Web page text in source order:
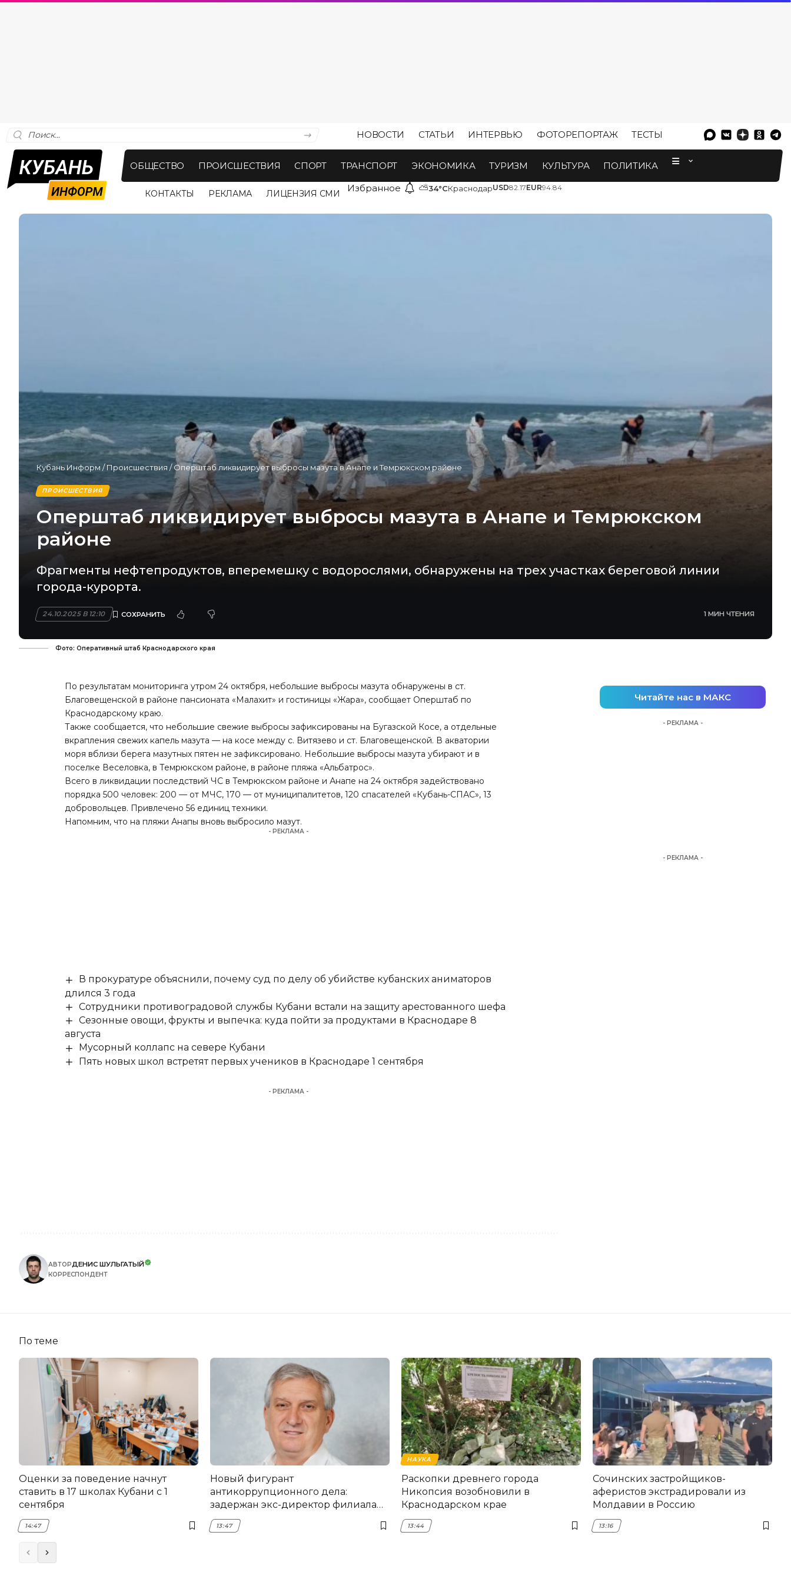
НОВОСТИ СТАТЬИ ИНТЕРВЬЮ ФОТОРЕПОРТАЖ ТЕСТЫ
ОБЩЕСТВО ПРОИСШЕСТВИЯ СПОРТ ТРАНСПОРТ ЭКОНОМИКА ТУРИЗМ КУЛЬТУРА ПОЛИТИКА
КОНТАКТЫ РЕКЛАМА ЛИЦЕНЗИЯ СМИ Избранное ⛅34°CКраснодарUSD82.17EUR94.84
Кубань Информ /Происшествия /Оперштаб ликвидирует выбросы мазута в Анапе и Темрюкском районе
ПРОИСШЕСТВИЯ
Оперштаб ликвидирует выбросы мазута в Анапе и Темрюкском
районе
Фрагменты нефтепродуктов, вперемешку с водорослями, обнаружены на трех участках береговой линии
города-курорта.
24.10.2025 В 12:10 1 МИН ЧТЕНИЯ
Фото: Оперативный штаб Краснодарского края
По результатам мониторинга утром 24 октября, небольшие выбросы мазута обнаружены в ст.
Благовещенской в районе пансионата «Малахит» и гостиницы «Жара», сообщает Оперштаб по
Краснодарскому краю.
Также сообщается, что небольшие свежие выбросы зафиксированы на Бугазской Косе, а отдельные
вкрапления свежих капель мазута — на косе между с. Витязево и ст. Благовещенской. В акватории
моря вблизи берега мазутных пятен не зафиксировано. Небольшие выбросы мазута убирают и в
поселке Веселовка, в Темрюкском районе, в районе пляжа «Альбатрос».
Всего в ликвидации последствий ЧС в Темрюкском районе и Анапе на 24 октября задействовано
порядка 500 человек: 200 — от МЧС, 170 — от муниципалитетов, 120 спасателей «Кубань-СПАС», 13
добровольцев. Привлечено 56 единиц техники.
Напомним, что на пляжи Анапы вновь выбросило мазут.
- РЕКЛАМА -
В прокуратуре объяснили, почему суд по делу об убийстве кубанских аниматоров
длился 3 года
Сотрудники противоградовой службы Кубани встали на защиту арестованного шефа
Сезонные овощи, фрукты и выпечка: куда пойти за продуктами в Краснодаре 8
августа
Мусорный коллапс на севере Кубани
Пять новых школ встретят первых учеников в Краснодаре 1 сентября
- РЕКЛАМА -
АВТОРДЕНИС ШУЛЬГАТЫЙ
КОРРЕСПОНДЕНТ
Читайте нас в МАКС
- РЕКЛАМА -
- РЕКЛАМА -
По теме
Оценки за поведение начнут
ставить в 17 школах Кубани с 1
сентября
14:47
Новый фигурант
антикоррупционного дела:
задержан экс-директор филиала
НЭСК Крымска
13:47
НАУКА
Раскопки древнего города
Никопсия возобновили в
Краснодарском крае
13:44
Сочинских застройщиков-
аферистов экстрадировали из
Молдавии в Россию
13:16